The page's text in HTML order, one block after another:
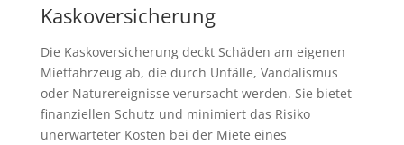
Kaskoversicherung
Die Kaskoversicherung deckt Schäden am eigenen
Mietfahrzeug ab, die durch Unfälle, Vandalismus
oder Naturereignisse verursacht werden. Sie bietet
finanziellen Schutz und minimiert das Risiko
unerwarteter Kosten bei der Miete eines